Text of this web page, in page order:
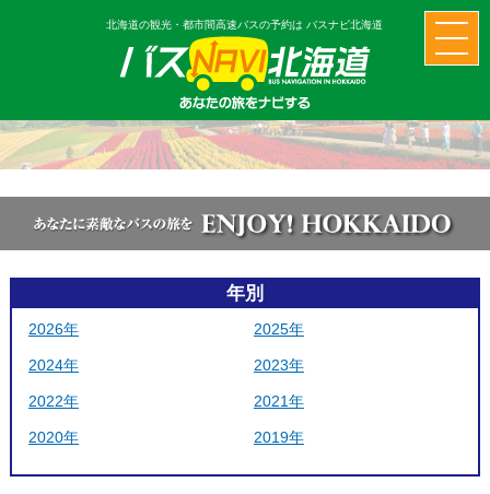
北海道の観光・都市間高速バスの予約は バスナビ北海道
年別
2026年 2025年
2024年 2023年
2022年 2021年
2020年 2019年